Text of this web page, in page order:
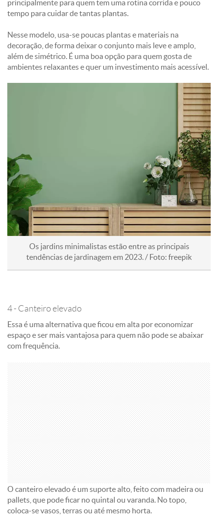
principalmente para quem tem uma rotina corrida e pouco
tempo para cuidar de tantas plantas.
Nesse modelo, usa-se poucas plantas e materiais na
decoração, de forma deixar o conjunto mais leve e amplo,
além de simétrico. É uma boa opção para quem gosta de
ambientes relaxantes e quer um investimento mais acessível.
Os jardins minimalistas estão entre as principais
tendências de jardinagem em 2023. / Foto: freepik
4 - Canteiro elevado
Essa é uma alternativa que ficou em alta por economizar
espaço e ser mais vantajosa para quem não pode se abaixar
com frequência.
O canteiro elevado é um suporte alto, feito com madeira ou
pallets, que pode ficar no quintal ou varanda. No topo,
coloca-se vasos, terras ou até mesmo horta.